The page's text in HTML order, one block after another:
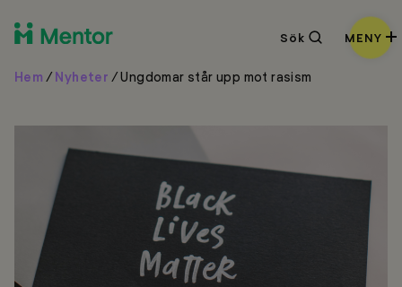
Sök Sök MENY
Hem /Nyheter /Ungdomar står upp mot rasism